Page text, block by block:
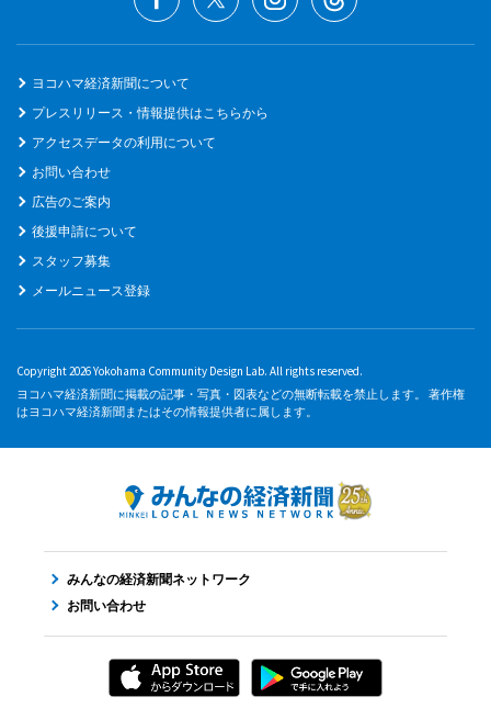
ヨコハマ経済新聞について
プレスリリース・情報提供はこちらから
アクセスデータの利用について
お問い合わせ
広告のご案内
後援申請について
スタッフ募集
メールニュース登録
Copyright 2026 Yokohama Community Design Lab. All rights reserved.
ヨコハマ経済新聞に掲載の記事・写真・図表などの無断転載を禁止します。 著作権
はヨコハマ経済新聞またはその情報提供者に属します。
みんなの経済新聞ネットワーク
お問い合わせ